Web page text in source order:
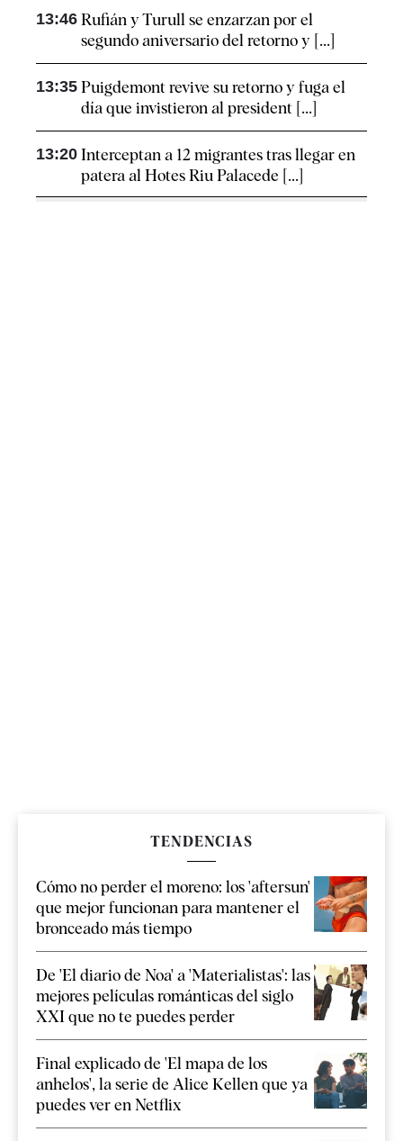
13:46 Rufián y Turull se enzarzan por el
segundo aniversario del retorno y [...]
13:35 Puigdemont revive su retorno y fuga el
día que invistieron al president [...]
13:20 Interceptan a 12 migrantes tras llegar en
patera al Hotes Riu Palacede [...]
TENDENCIAS
Cómo no perder el moreno: los 'aftersun'
que mejor funcionan para mantener el
bronceado más tiempo
De 'El diario de Noa' a 'Materialistas': las
mejores películas románticas del siglo
XXI que no te puedes perder
Final explicado de 'El mapa de los
anhelos', la serie de Alice Kellen que ya
puedes ver en Netflix